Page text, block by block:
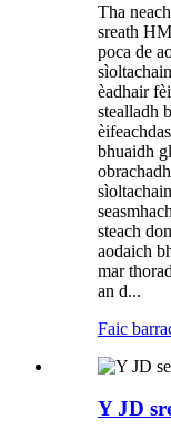
Tha
sreath
poca de
èadhair
stealladh
bhuaidh
steach
aodaich
mar
an d...
Faic
Y JD